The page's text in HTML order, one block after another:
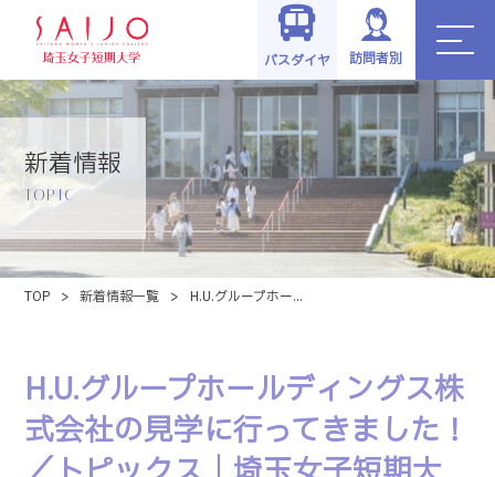
バスダイヤ 訪問者別
新着情報
TOPIC
TOP > 新着情報一覧 > H.U.グループホー...
H.U.グループホールディングス株
式会社の見学に行ってきました！